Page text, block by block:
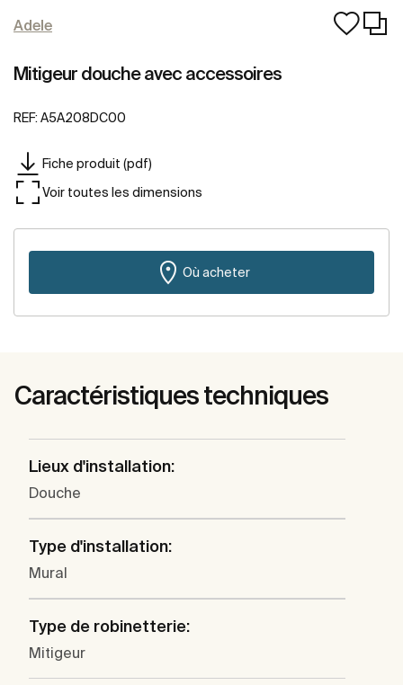
Adele
Mitigeur douche avec accessoires
REF: A5A208DC00
Fiche produit (pdf)
Voir toutes les dimensions
Où acheter
Caractéristiques techniques
Lieux d'installation:
Douche
Type d'installation:
Mural
Type de robinetterie:
Mitigeur